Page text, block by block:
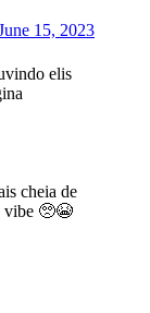
15, 2023
vibe 🥺😭